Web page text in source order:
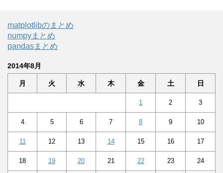
matplotlibのまとめ
numpyまとめ
pandasまとめ
2014年8月
月 火 水 木 金 土 日
1 2 3
4 5 6 7 8 9 10
11 12 13 14 15 16 17
18 19 20 21 22 23 24